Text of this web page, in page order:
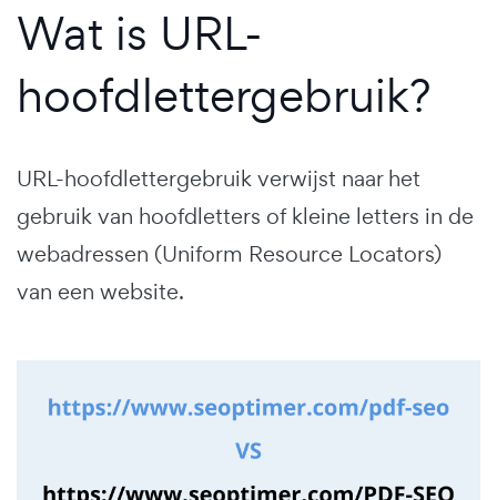
Wat is URL-
hoofdlettergebruik?
URL-hoofdlettergebruik verwijst naar het
gebruik van hoofdletters of kleine letters in de
webadressen (Uniform Resource Locators)
van een website.